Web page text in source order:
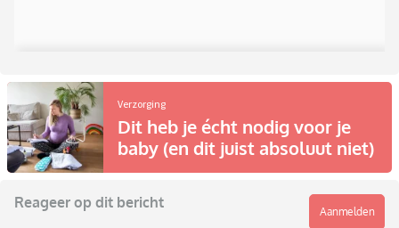
Verzorging
Dit heb je écht nodig voor je
baby (en dit juist absoluut niet)
Reageer op dit bericht
Aanmelden